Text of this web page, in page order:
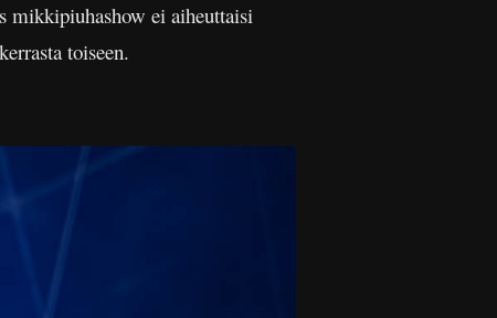
mikkipiuhashow ei aiheuttaisi
toiseen.